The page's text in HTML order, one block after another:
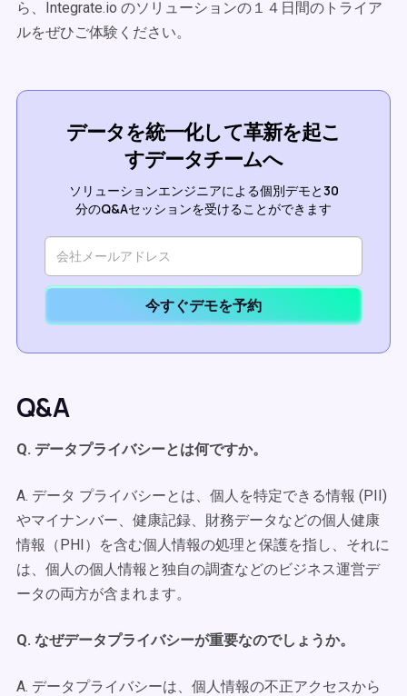
ら、Integrate.io のソリューションの１４日間のトライア
ルをぜひご体験ください。
データを統一化して革新を起こ
すデータチームへ
ソリューションエンジニアによる個別デモと30
分のQ&Aセッションを受けることができます
今すぐデモを予約
Q&A
Q. データプライバシーとは何ですか。
A. データ プライバシーとは、個人を特定できる情報 (PII)
やマイナンバー、健康記録、財務データなどの個人健康
情報（PHI）を含む個人情報の処理と保護を指し、それに
は、個人の個人情報と独自の調査などのビジネス運営デ
ータの両方が含まれます。
Q. なぜデータプライバシーが重要なのでしょうか。
A. データプライバシーは、個人情報の不正アクセスから